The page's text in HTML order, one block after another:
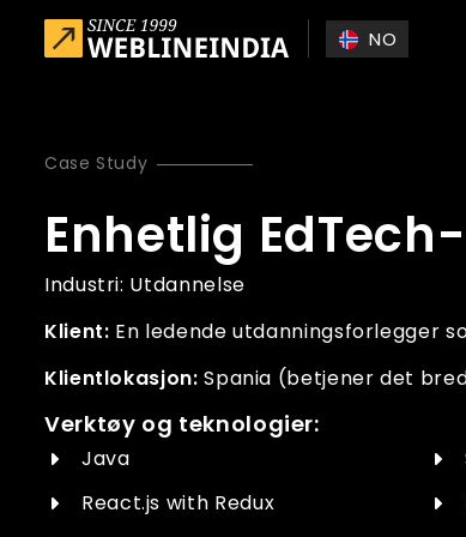
Skip to main content
NO
Case Study
Enhetlig
Industri: Utdannelse
Klient: En ledende utdanningsforlegger
Klientlokasjon: Spania (betjener det
Verktøy og teknologier:
Java
React.js with Redux